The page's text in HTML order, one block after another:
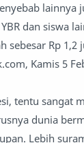
lainnya
dan siswa
sebesar Rp 1,2
Kamis 5
tentu sangat
dunia
Lebih